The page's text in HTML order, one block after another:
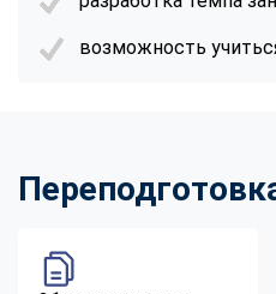
возможность